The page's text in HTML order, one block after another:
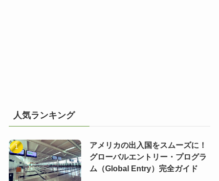
人気ランキング
アメリカの出入国をスムーズに！
グローバルエントリー・プログラ
ム（Global Entry）完全ガイド